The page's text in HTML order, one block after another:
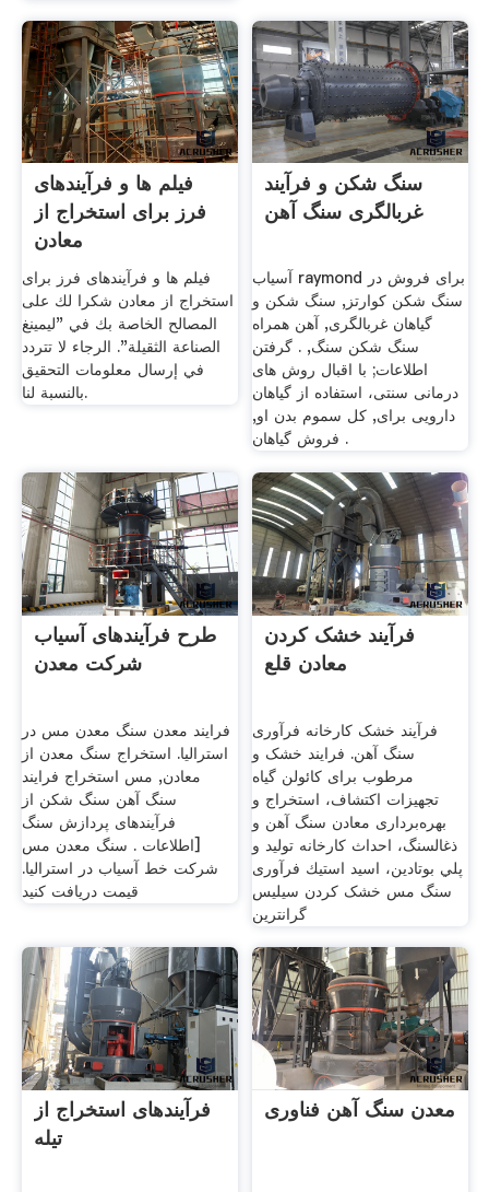
فیلم ها و فرآیندهای
فرز برای استخراج از
معادن
فیلم ها و فرآیندهای فرز برای
استخراج از معادن شكرا لك على
المصالح الخاصة بك في "ليمينغ
الصناعة الثقيلة". الرجاء لا تتردد
في إرسال معلومات التحقيق
بالنسبة لنا.
سنگ شکن و فرآیند
غربالگری سنگ آهن
آسیاب raymond برای فروش در
سنگ شکن کوارتز, سنگ شکن و
گیاهان غربالگری, آهن همراه
سنگ شکن سنگ, . گرفتن
اطلاعات; با اقبال روش های
درمانی سنتی، استفاده از گیاهان
دارویی برای, کل سموم بدن او,
فروش گیاهان .
طرح فرآیندهای آسیاب
شرکت معدن
فرایند معدن سنگ معدن مس در
استرالیا. استخراج سنگ معدن از
معادن, مس استخراج فرایند
سنگ آهن سنگ شکن از
فرآیندهای پردازش سنگ
[اطلاعات . سنگ معدن مس
شرکت خط آسیاب در استرالیا.
قیمت دریافت کنید
فرآیند خشک کردن
معادن قلع
فرآیند خشک کارخانه فرآوری
سنگ آهن. فرایند خشک و
مرطوب برای کائولن گیاه
تجهیزات اکتشاف، استخراج و
بهره‌برداری معادن سنگ آهن و
ذغالسنگ، احداث کارخانه تولید و
پلي بوتادين، اسيد استيك فرآوری
سنگ مس خشک کردن سیلیس
گرانترین
فرآیندهای استخراج از
تیله
معدن سنگ آهن فناوری